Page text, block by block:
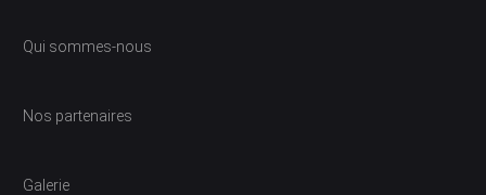
Qui sommes-nous
Nos partenaires
Galerie